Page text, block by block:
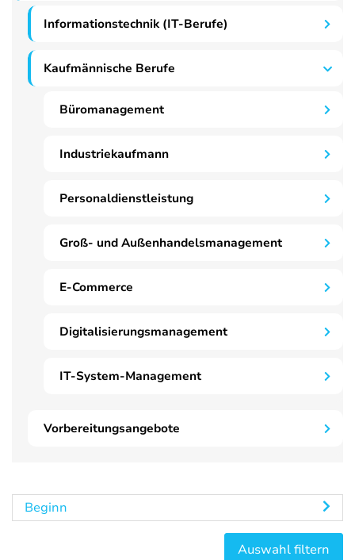
Informationstechnik (IT-Berufe)
Kaufmännische Berufe
Büromanagement
Industriekaufmann
Personaldienstleistung
Groß- und Außenhandelsmanagement
E-Commerce
Digitalisierungsmanagement
IT-System-Management
Vorbereitungsangebote
Beginn